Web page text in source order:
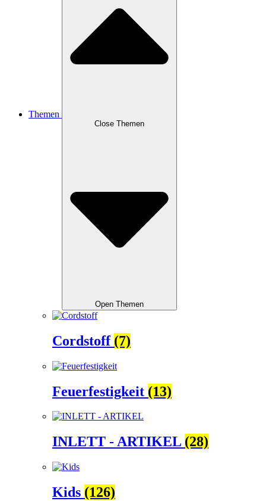
Themen
Close Themen
Open Themen
Cordstoff (7)
Feuerfestigkeit (13)
INLETT - ARTIKEL (28)
Kids (126)